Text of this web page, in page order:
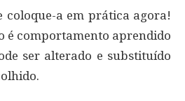
coloque-a em prática agora!
é comportamento aprendido
ser alterado e substituído